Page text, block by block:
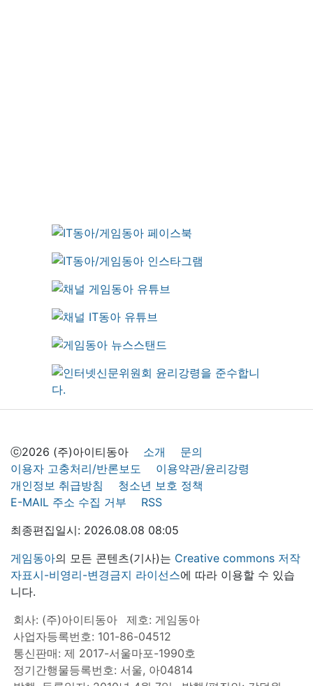
ⓒ2026 (주)아이티동아 소개
문의
이용자 고충처리/반론보도
이용약관/윤리강령
개인정보 취급방침
청소년 보호 정책
E-MAIL 주소 수집 거부
RSS
최종편집일시: 2026.08.08 08:05
게임동아의 모든 콘텐츠(기사)는 Creative commons 저작
자표시-비영리-변경금지 라이선스에 따라 이용할 수 있습
니다.
회사: (주)아이티동아
제호: 게임동아
사업자등록번호: 101-86-04512
통신판매: 제 2017-서울마포-1990호
정기간행물등록번호: 서울, 아04814